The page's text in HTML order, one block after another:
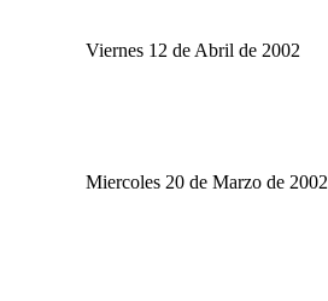
Viernes 12 de Abril de 2002
Miercoles 20 de Marzo de 2002